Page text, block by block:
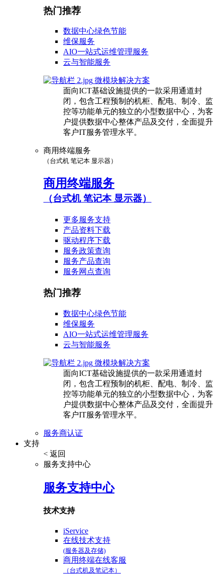
热门推荐
数据中心绿色节能
维保服务
AIO一站式运维管理服务
云与智能服务
微模块解决方案
面向ICT基础设施提供的一款采用通道封
闭，包含工程预制的机柜、配电、制冷、监
控等功能单元的独立的小型数据中心，为客
户提供数据中心整体产品及交付，全面提升
客户IT服务管理水平。
商用终端服务
（台式机 笔记本 显示器）
商用终端服务
（台式机 笔记本 显示器）
更多服务支持
产品资料下载
驱动程序下载
服务政策查询
服务产品查询
服务网点查询
热门推荐
数据中心绿色节能
维保服务
AIO一站式运维管理服务
云与智能服务
微模块解决方案
面向ICT基础设施提供的一款采用通道封
闭，包含工程预制的机柜、配电、制冷、监
控等功能单元的独立的小型数据中心，为客
户提供数据中心整体产品及交付，全面提升
客户IT服务管理水平。
服务商认证
支持
< 返回
服务支持中心
服务支持中心
技术支持
iService
在线技术支持
(服务器及存储)
商用终端在线客服
（台式机及笔记本）